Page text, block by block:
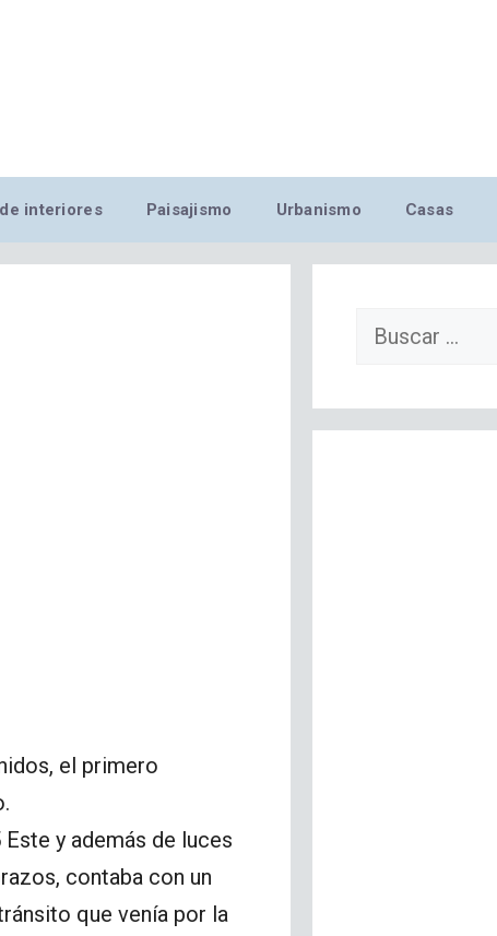
interiores Paisajismo Urbanismo Casas
el primero
y además de luces
contaba con un
que venía por la
Buscar: